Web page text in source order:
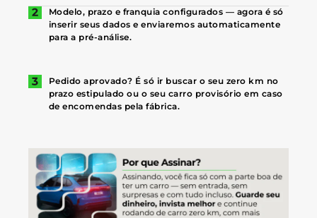
Modelo, prazo e franquia configurados — agora é só
inserir seus dados e enviaremos automaticamente
para a pré-análise.
Pedido aprovado? É só ir buscar o seu zero km no
prazo estipulado ou o seu carro provisório em caso
de encomendas pela fábrica.